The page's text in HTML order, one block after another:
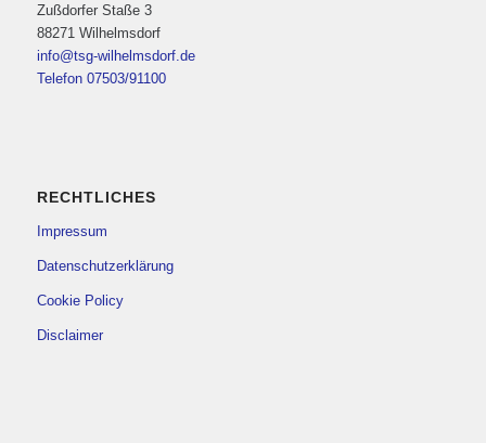
Zußdorfer Staße 3
88271 Wilhelmsdorf
info@tsg-wilhelmsdorf.de
Telefon 07503/91100
RECHTLICHES
Impressum
Datenschutzerklärung
Cookie Policy
Disclaimer